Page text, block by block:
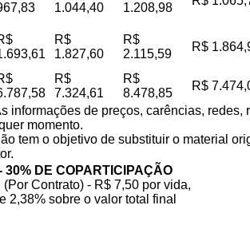
1.044,40
1.208,98
R$
1.827,60
R$
2.115,59
R$
R$
7.324,61
R$
8.478,85
R$
informações de preços, carências,
momento.
tem o objetivo de substituir o material
30% DE COPARTICIPAÇÃO
Contrato) - R$ 7,50 por vida,
2,38% sobre o valor total final